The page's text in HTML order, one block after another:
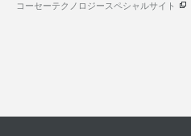
コーセーテクノロジースペシャルサイト